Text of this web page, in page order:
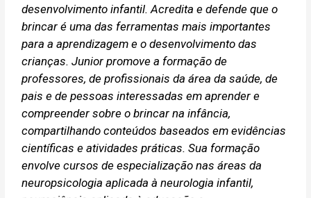
desenvolvimento infantil. Acredita e defende que o
brincar é uma das ferramentas mais importantes
para a aprendizagem e o desenvolvimento das
crianças. Junior promove a formação de
professores, de profissionais da área da saúde, de
pais e de pessoas interessadas em aprender e
compreender sobre o brincar na infância,
compartilhando conteúdos baseados em evidências
científicas e atividades práticas. Sua formação
envolve cursos de especialização nas áreas da
neuropsicologia aplicada à neurologia infantil,